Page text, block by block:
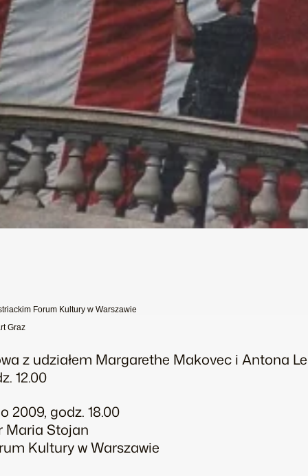
Forum Kultury w Warszawie
Graz
z udziałem Margarethe Makovec i Antona
12.00
2009, godz. 18.00
Maria Stojan
Kultury w Warszawie